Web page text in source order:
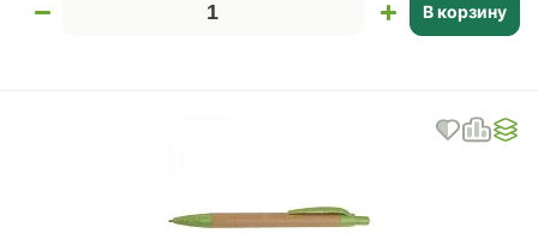
В корзину